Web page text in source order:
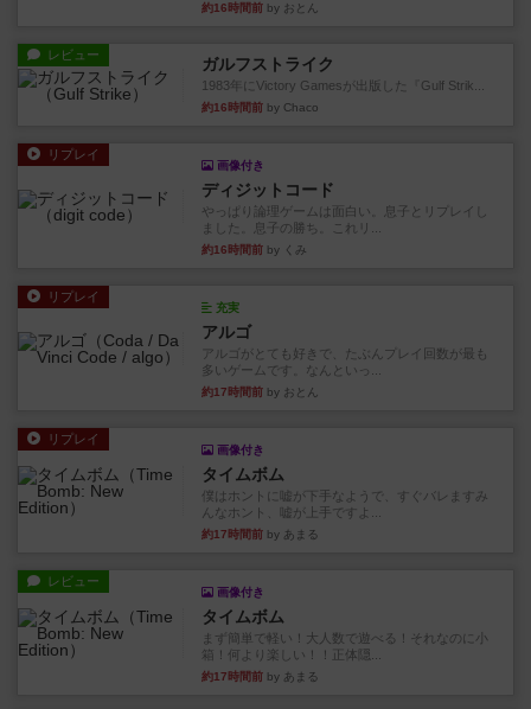
約16時間前 by おとん
レビュー ガルフストライク
1983年にVictory Gamesが出版した『Gulf Strik...
約16時間前 by Chaco
リプレイ
画像付き
ディジットコード
やっぱり論理ゲームは面白い。息子とリプレイし
ました。息子の勝ち。これリ...
約16時間前 by くみ
リプレイ
充実
アルゴ
アルゴがとても好きで、たぶんプレイ回数が最も
多いゲームです。なんといっ...
約17時間前 by おとん
リプレイ
画像付き
タイムボム
僕はホントに嘘が下手なようで、すぐバレますみ
んなホント、嘘が上手ですよ...
約17時間前 by あまる
レビュー
画像付き
タイムボム
まず簡単で軽い！大人数で遊べる！それなのに小
箱！何より楽しい！！正体隠...
約17時間前 by あまる